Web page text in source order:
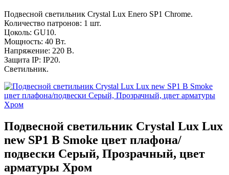
Подвесной светильник Crystal Lux Enero SP1 Chrome.
Количество патронов: 1 шт.
Цоколь: GU10.
Мощность: 40 Вт.
Напряжение: 220 В.
Защита IP: IP20.
Светильник.
Подвесной светильник Crystal Lux Lux
new SP1 B Smoke цвет плафона/
подвески Серый, Прозрачный, цвет
арматуры Хром